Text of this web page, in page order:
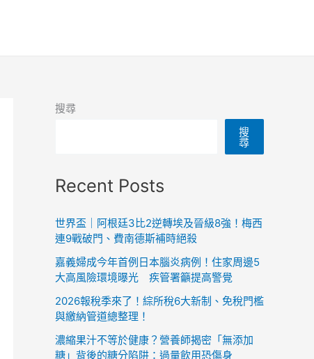
搜尋
搜
尋
Recent Posts
世界盃｜阿根廷3比2逆轉埃及晉級8強！梅西
連9戰破門、費南德斯補時絕殺
嘉義婦成今年首例日本腦炎病例！住家周邊5
大高風險環境曝光 疾管署籲提高警覺
2026報稅季來了！綜所稅6大新制、免稅門檻
與繳納管道總整理！
濃縮果汁不等於健康？營養師揭密「無添加
糖」背後的糖分陷阱：過量飲用恐傷身